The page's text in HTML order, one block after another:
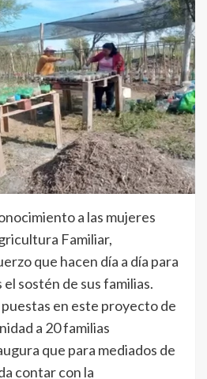
a las mujeres
Familiar,
que hacen día a día para
sostén de sus familias.
en este proyecto de
a 20 familias
que para mediados de
contar con la